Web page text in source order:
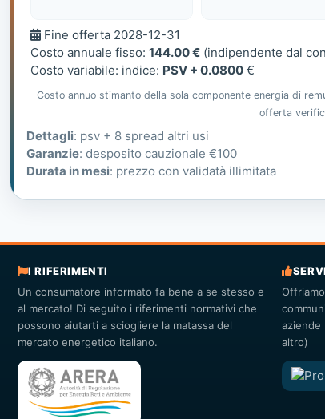
Fine
offerta
Fine offerta 2028-12-31
Costo annuale fisso: 144.00 € (indipendente dal
Costo variabile: indice: PSV + 0.0800 €
Costo annuo stimanto della sola componente energia di
offerta
Dettagli: psv + 8 spread altri usi
Garanzie: desposito cauzionale €100
Durata in mesi: prezzo con validatà illimitata
I RIFERIMENTI
Un consumatore informato fa bene a se stesso e
al mercato! Di seguito i riferimenti normativi che
possono aiutarti a sciogliere la matassa del
mercato energetico italiano.
aziende
altro)